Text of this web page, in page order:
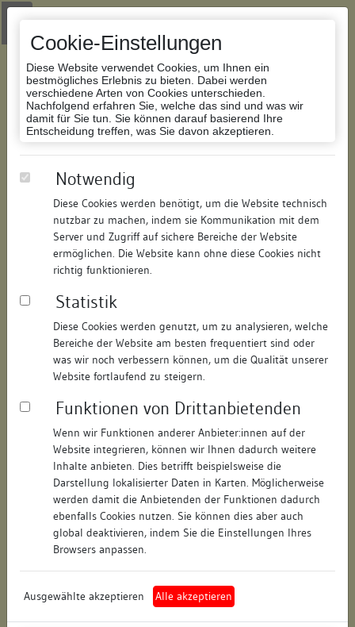
Cookie-Einstellungen
Diese Website verwendet Cookies, um Ihnen ein
bestmögliches Erlebnis zu bieten. Dabei werden
verschiedene Arten von Cookies unterschieden.
Nachfolgend erfahren Sie, welche das sind und was wir
damit für Sie tun. Sie können darauf basierend Ihre
Entscheidung treffen, was Sie davon akzeptieren.
Notwendig
Diese Cookies werden benötigt, um die Website technisch
nutzbar zu machen, indem sie Kommunikation mit dem
Server und Zugriff auf sichere Bereiche der Website
ermöglichen. Die Website kann ohne diese Cookies nicht
richtig funktionieren.
Statistik
Diese Cookies werden genutzt, um zu analysieren, welche
Bereiche der Website am besten frequentiert sind oder
was wir noch verbessern können, um die Qualität unserer
Website fortlaufend zu steigern.
Funktionen von Drittanbietenden
Wenn wir Funktionen anderer Anbieter:innen auf der
Website integrieren, können wir Ihnen dadurch weitere
Inhalte anbieten. Dies betrifft beispielsweise die
Darstellung lokalisierter Daten in Karten. Möglicherweise
werden damit die Anbietenden der Funktionen dadurch
ebenfalls Cookies nutzen. Sie können dies aber auch
global deaktivieren, indem Sie die Einstellungen Ihres
Browsers anpassen.
Ausgewählte akzeptieren Alle akzeptieren
Zur Navigation springen
Zum Inhalt der Website springen
Datenbank Bauforschung/Restaurierung
147643013314/Datum:20.01.2016
Datenbestand:
Bauforschung und Restaurierung
Als PDF herunterladen:
Objektdaten
Straße: Hussenstraße
Hausnummer: 15
Postleitzahl: 78426
Stadt-Teilort: Konstanz
Regierungsbezirk: Freiburg
Konstanz (Landkreis)
Wohnplatzschlüssel: 8335043012
Flurstücknummer: keine
Historischer Straßenname: keiner